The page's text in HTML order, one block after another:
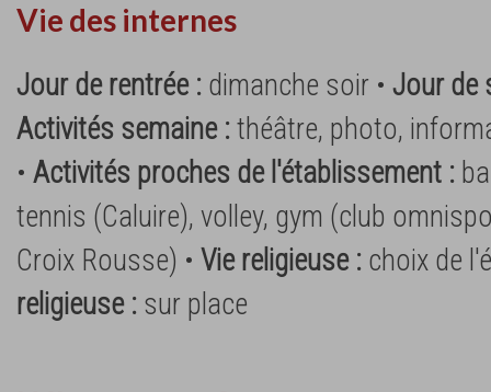
Vie des internes
Jour de rentrée : dimanche soir • Jour de
Activités semaine :théâtre, photo,
• Activités proches de l'établissement :
tennis (Caluire), volley, gym (club
Croix Rousse) • Vie religieuse : choix de
religieuse : sur place